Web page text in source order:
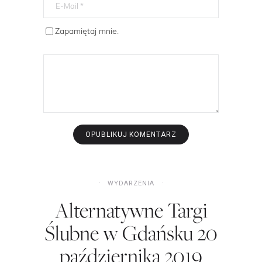
Zapamiętaj mnie.
WYDARZENIA
Alternatywne Targi
Ślubne w Gdańsku 20
października 2019